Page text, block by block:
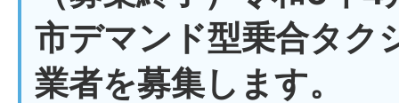
市デマンド型乗合タク
業者を募集します。